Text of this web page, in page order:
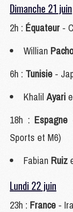
Dimanche 21 juin
2h : Équateur -
Willian
6h : Tunisie -
Khalil Ayari
18h : Espagne
Sports et M6)
Fabian Ruiz
Lundi 22 juin
23h : France -